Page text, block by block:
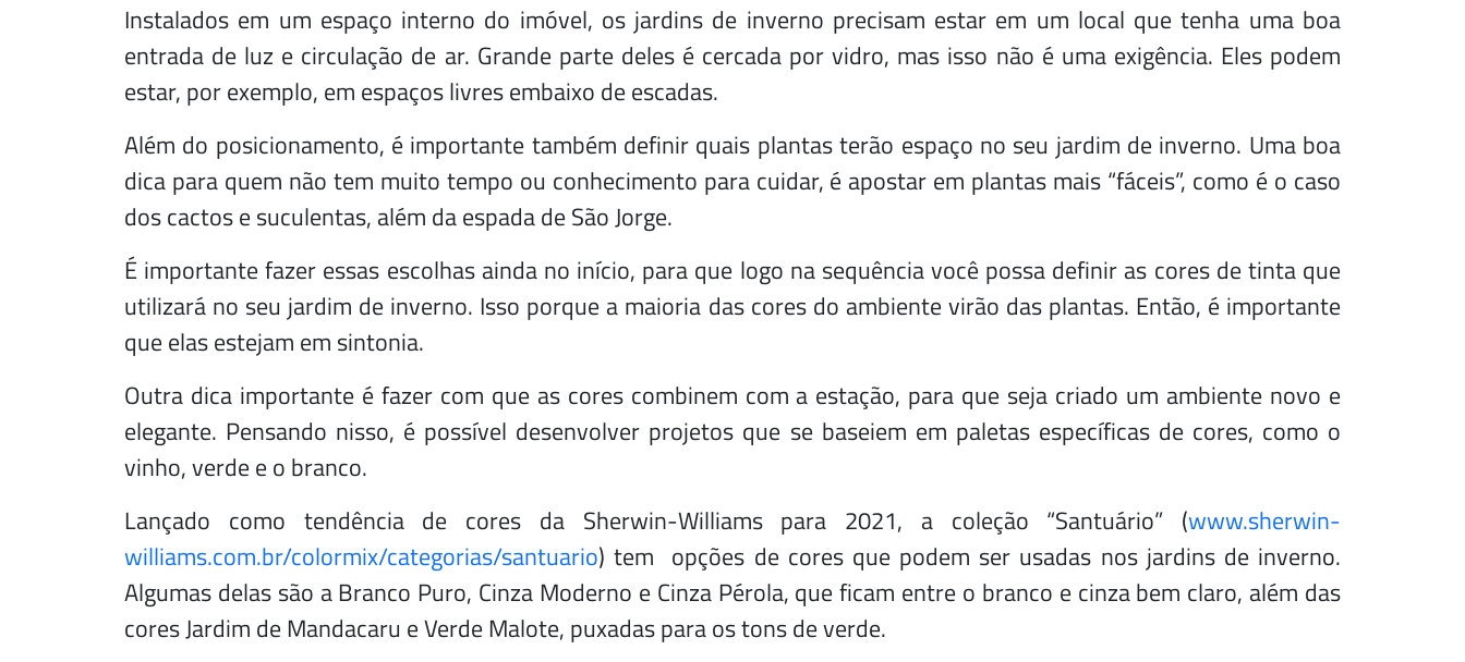
Instalados em um espaço interno do imóvel, os jardins de inverno precisam estar em um local que tenha uma boa
entrada de luz e circulação de ar. Grande parte deles é cercada por vidro, mas isso não é uma exigência. Eles podem
estar, por exemplo, em espaços livres embaixo de escadas.
Além do posicionamento, é importante também definir quais plantas terão espaço no seu jardim de inverno. Uma boa
dica para quem não tem muito tempo ou conhecimento para cuidar, é apostar em plantas mais “fáceis”, como é o caso
dos cactos e suculentas, além da espada de São Jorge.
É importante fazer essas escolhas ainda no início, para que logo na sequência você possa definir as cores de tinta que
utilizará no seu jardim de inverno. Isso porque a maioria das cores do ambiente virão das plantas. Então, é importante
que elas estejam em sintonia.
Outra dica importante é fazer com que as cores combinem com a estação, para que seja criado um ambiente novo e
elegante. Pensando nisso, é possível desenvolver projetos que se baseiem em paletas específicas de cores, como o
vinho, verde e o branco.
Lançado como tendência de cores da Sherwin-Williams para 2021, a coleção “Santuário” (www.sherwin-
williams.com.br/colormix/categorias/santuario) tem opções de cores que podem ser usadas nos jardins de inverno.
Algumas delas são a Branco Puro, Cinza Moderno e Cinza Pérola, que ficam entre o branco e cinza bem claro, além das
cores Jardim de Mandacaru e Verde Malote, puxadas para os tons de verde.